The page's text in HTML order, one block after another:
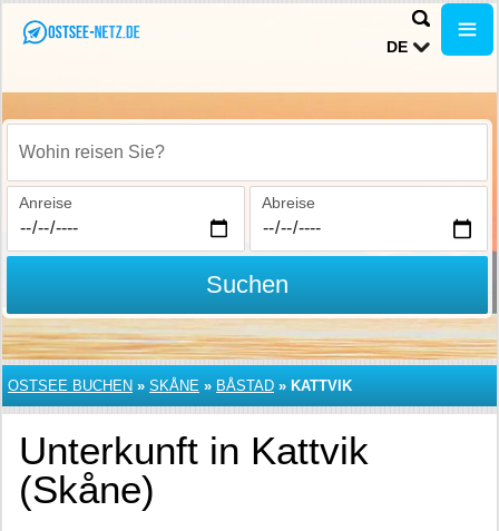
DE
Wohin reisen Sie?
Anreise Abreise
Suchen
OSTSEE BUCHEN » SKÅNE » BÅSTAD » KATTVIK
Unterkunft in Kattvik
(Skåne)